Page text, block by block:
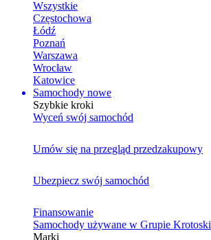
Wszystkie
Częstochowa
Łódź
Poznań
Warszawa
Wrocław
Katowice
Samochody nowe
Szybkie kroki
Wyceń swój samochód
Umów się na przegląd przedzakupowy
Ubezpiecz swój samochód
Finansowanie
Samochody używane w Grupie Krotoski
Marki